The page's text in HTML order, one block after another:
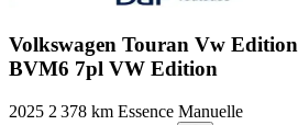
Volkswagen Touran Vw Edition
BVM6 7pl VW Edition
2025 2 378 km Essence Manuelle